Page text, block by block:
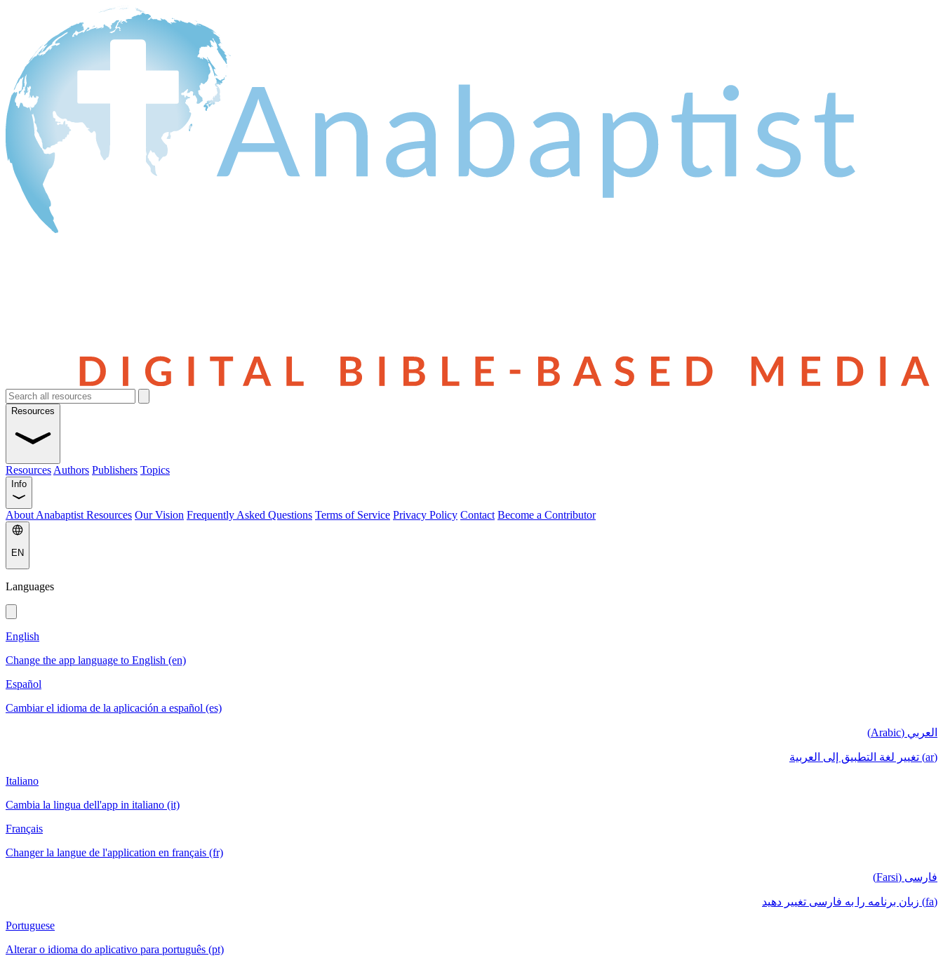
Resources
Resources Authors Publishers Topics
Info
About Anabaptist Resources Our Vision Frequently Asked Questions Terms of Service Privacy Policy Contact Become a Contributor
EN
Languages
English
Change the app language to English (en)
Español
Cambiar el idioma de la aplicación a español (es)
العربي (Arabic)
(ar) تغيير لغة التطبيق إلى العربية
Italiano
Cambia la lingua dell'app in italiano (it)
Français
Changer la langue de l'application en français (fr)
فارسی (Farsi)
(fa) زبان برنامه را به فارسی تغییر دهید
Portuguese
Alterar o idioma do aplicativo para português (pt)